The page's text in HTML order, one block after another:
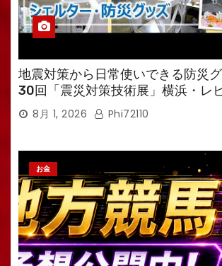
地震対策から日常使いできる防災
30回「震災対策技術展」横浜・レ
えるTV・高荷智也］
8月 1, 2026 Phi72110
お金